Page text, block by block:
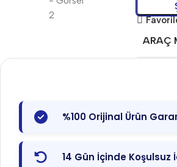
ARAÇ
%100 Orijinal Ürün
14 Gün İçinde Koşulsuz